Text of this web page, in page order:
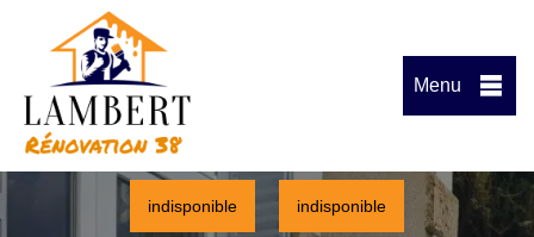
Menu
indisponible indisponible